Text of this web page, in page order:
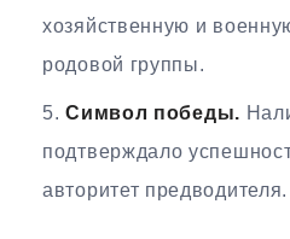
хозяйственную и
родовой группы.
Символ победы.
подтверждало
авторитет предводителя.